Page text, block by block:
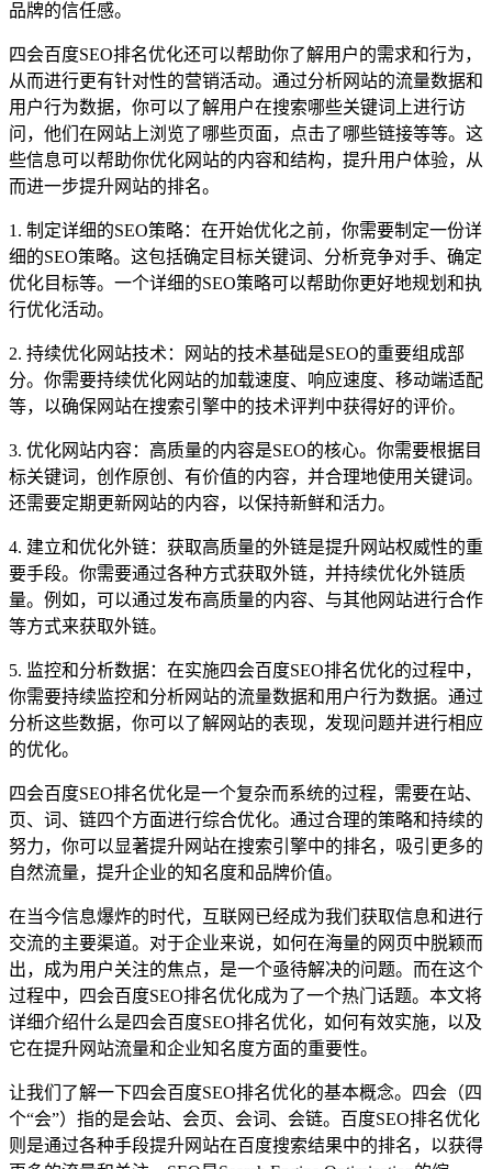
品牌的信任感。
四会百度SEO排名优化还可以帮助你了解用户的需求和行为，
从而进行更有针对性的营销活动。通过分析网站的流量数据和
用户行为数据，你可以了解用户在搜索哪些关键词上进行访
问，他们在网站上浏览了哪些页面，点击了哪些链接等等。这
些信息可以帮助你优化网站的内容和结构，提升用户体验，从
而进一步提升网站的排名。
1. 制定详细的SEO策略：在开始优化之前，你需要制定一份详
细的SEO策略。这包括确定目标关键词、分析竞争对手、确定
优化目标等。一个详细的SEO策略可以帮助你更好地规划和执
行优化活动。
2. 持续优化网站技术：网站的技术基础是SEO的重要组成部
分。你需要持续优化网站的加载速度、响应速度、移动端适配
等，以确保网站在搜索引擎中的技术评判中获得好的评价。
3. 优化网站内容：高质量的内容是SEO的核心。你需要根据目
标关键词，创作原创、有价值的内容，并合理地使用关键词。
还需要定期更新网站的内容，以保持新鲜和活力。
4. 建立和优化外链：获取高质量的外链是提升网站权威性的重
要手段。你需要通过各种方式获取外链，并持续优化外链质
量。例如，可以通过发布高质量的内容、与其他网站进行合作
等方式来获取外链。
5. 监控和分析数据：在实施四会百度SEO排名优化的过程中，
你需要持续监控和分析网站的流量数据和用户行为数据。通过
分析这些数据，你可以了解网站的表现，发现问题并进行相应
的优化。
四会百度SEO排名优化是一个复杂而系统的过程，需要在站、
页、词、链四个方面进行综合优化。通过合理的策略和持续的
努力，你可以显著提升网站在搜索引擎中的排名，吸引更多的
自然流量，提升企业的知名度和品牌价值。
在当今信息爆炸的时代，互联网已经成为我们获取信息和进行
交流的主要渠道。对于企业来说，如何在海量的网页中脱颖而
出，成为用户关注的焦点，是一个亟待解决的问题。而在这个
过程中，四会百度SEO排名优化成为了一个热门话题。本文将
详细介绍什么是四会百度SEO排名优化，如何有效实施，以及
它在提升网站流量和企业知名度方面的重要性。
让我们了解一下四会百度SEO排名优化的基本概念。四会（四
个“会”）指的是会站、会页、会词、会链。百度SEO排名优化
则是通过各种手段提升网站在百度搜索结果中的排名，以获得